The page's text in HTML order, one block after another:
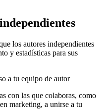
los autores independientes
y estadísticas para sus
a tu equipo de autor
con las que colaboras, como
marketing, a unirse a tu